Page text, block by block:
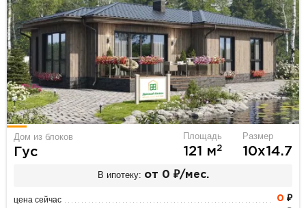
Дом из блоков
Гус
Площадь
121 м2
Размер
10х14.7
В ипотеку: от 0 ₽/мес.
цена сейчас 0 ₽